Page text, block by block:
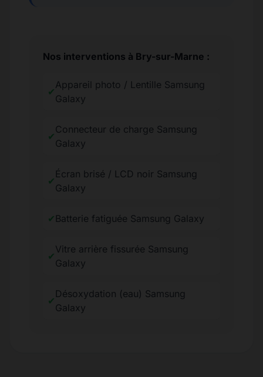
Nos interventions à Bry-sur-Marne :
✔
Appareil photo / Lentille Samsung
Galaxy
✔
Connecteur de charge Samsung
Galaxy
✔
Écran brisé / LCD noir Samsung
Galaxy
✔ Batterie fatiguée Samsung Galaxy
✔
Vitre arrière fissurée Samsung
Galaxy
✔
Désoxydation (eau) Samsung
Galaxy